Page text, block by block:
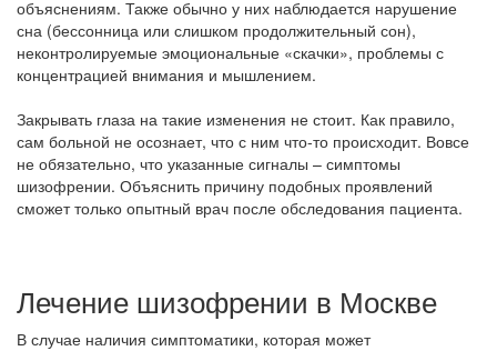
объяснениям. Также обычно у них наблюдается нарушение
сна (бессонница или слишком продолжительный сон),
неконтролируемые эмоциональные «скачки», проблемы с
концентрацией внимания и мышлением.
Закрывать глаза на такие изменения не стоит. Как правило,
сам больной не осознает, что с ним что-то происходит. Вовсе
не обязательно, что указанные сигналы – симптомы
шизофрении. Объяснить причину подобных проявлений
сможет только опытный врач после обследования пациента.
Лечение шизофрении в Москве
В случае наличия симптоматики, которая может